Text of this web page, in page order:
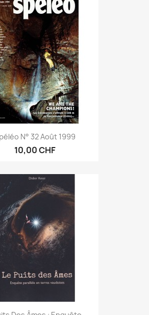
N° 32 Août 1999
10,00 CHF